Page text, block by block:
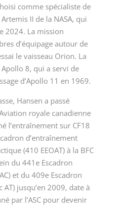
comme spécialiste de
II de la NASA, qui
2024. La mission
d’équipage autour de
le vaisseau Orion. La
8, qui a servi de
d’Apollo 11 en 1969.
Hansen a passé
royale canadienne
l’entraînement sur CF18
d’entraînement
(410 EEOAT) à la BFC
du 441 eEscadron
et du 409eEscadron
AT) jusqu’en 2009, date à
par l’ASC pour devenir